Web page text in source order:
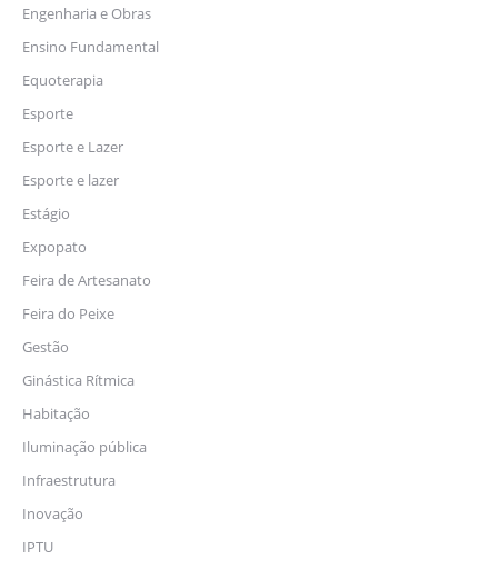
Engenharia e Obras
Ensino Fundamental
Equoterapia
Esporte
Esporte e Lazer
Esporte e lazer
Estágio
Expopato
Feira de Artesanato
Feira do Peixe
Gestão
Ginástica Rítmica
Habitação
Iluminação pública
Infraestrutura
Inovação
IPTU